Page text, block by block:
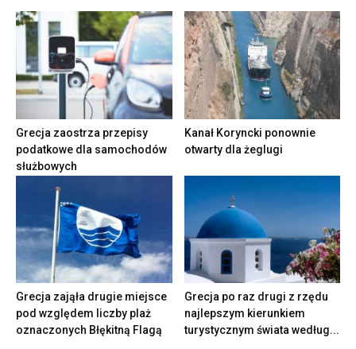
Grecja zaostrza przepisy
podatkowe dla samochodów
służbowych
Kanał Koryncki ponownie
otwarty dla żeglugi
Grecja zająła drugie miejsce
pod względem liczby plaż
oznaczonych Błękitną Flagą
Grecja po raz drugi z rzędu
najlepszym kierunkiem
turystycznym świata według...